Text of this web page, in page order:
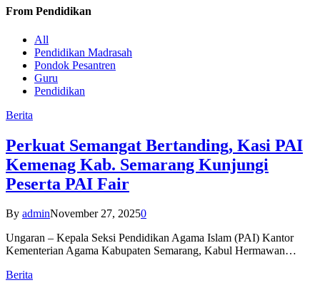
From Pendidikan
All
Pendidikan Madrasah
Pondok Pesantren
Guru
Pendidikan
Berita
Perkuat Semangat Bertanding, Kasi PAI
Kemenag Kab. Semarang Kunjungi
Peserta PAI Fair
By adminNovember 27, 20250
Ungaran – Kepala Seksi Pendidikan Agama Islam (PAI) Kantor
Kementerian Agama Kabupaten Semarang, Kabul Hermawan…
Berita